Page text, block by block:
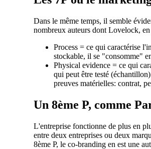
Dans le même temps, il semble
nombreux auteurs dont Lovelock,
Process = ce qui caractérise
stockable, il se "consomme"
Physical evidence = ce qui
qui peut être testé
preuves matérielles: contrat,
Un 8ème P, comme
L'entreprise fonctionne de plus en
entre deux entreprises ou deux
8ème P, le co-branding en est une